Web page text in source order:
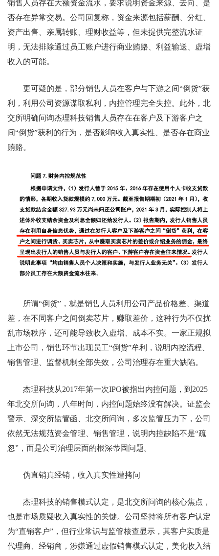
销售人员存在大额资金流水，要求说明资金来源、去向、是
否存在异常交易。公司回复称，资金来源包括薪酬、分红、
资产出售、亲属转账、理财收益等，但未提供完整流水证
明，无法排除通过员工账户进行商业贿赂、利益输送、虚增
收入的可能。
更可疑的是，部分销售人员在客户与下游之间“倒货”获
利，利用公司资源谋取私利，内控管理完全失控。此外，北
交所明确问询杰理科技销售人员存在在客户及下游客户之
间“倒货”获利的行为，是否影响收入真实性、是否存在商业
贿赂。
所谓“倒货”，就是销售人员利用公司产品价格差、渠道
差，在不同客户之间倒卖芯片，赚取差价，这种行为不仅扰
乱市场秩序，还可能导致收入虚增、成本不实。一家正规拟
上市公司，销售环节出现员工“倒货”牟利，说明内控流程、
销售管理、监督机制全部失效，公司治理存在重大缺陷。
杰理科技从2017年第一次IPO被指出内控问题，到2025
年北交所问询，八年时间，内控问题始终没有解决。证监会
警示、深交所监管函、北交所问询，多次监管压力下，公司
依然无法规范资金管理、销售管理，说明内控缺陷不是“疏
忽”，而是公司治理层面的根深蒂固问题。
伪直销真经销，收入真实性遭拷问
杰理科技的销售模式认定，是北交所问询的核心焦点，
也是市场质疑收入真实性的关键。公司坚持将所有客户认定
为“直销客户”，但行业常识与监管核查显示，其客户实质是
代理商、经销商，涉嫌通过虚假销售模式认定，美化收入结